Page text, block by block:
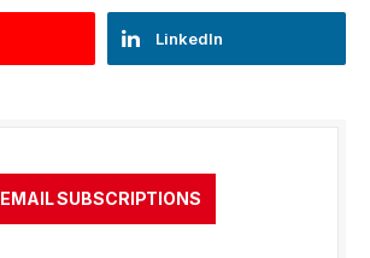
LinkedIn
EMAIL SUBSCRIPTIONS